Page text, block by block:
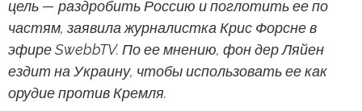
цель — раздробить Россию и поглотить ее по
частям, заявила журналистка Крис Форсне в
эфире SwebbTV. По ее мнению, фон дер Ляйен
ездит на Украину, чтобы использовать ее как
орудие против Кремля.